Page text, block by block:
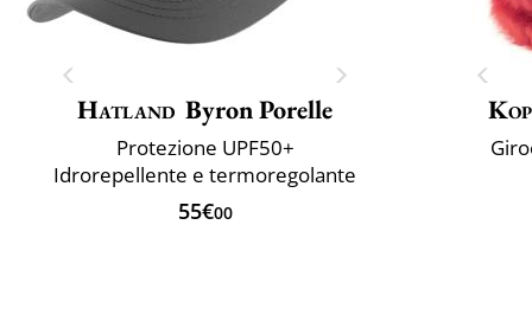
Hatland Byron Porelle
Protezione UPF50+
Idrorepellente e termoregolante
55€00